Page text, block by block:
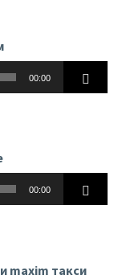
00:00
00:00
maxim такси